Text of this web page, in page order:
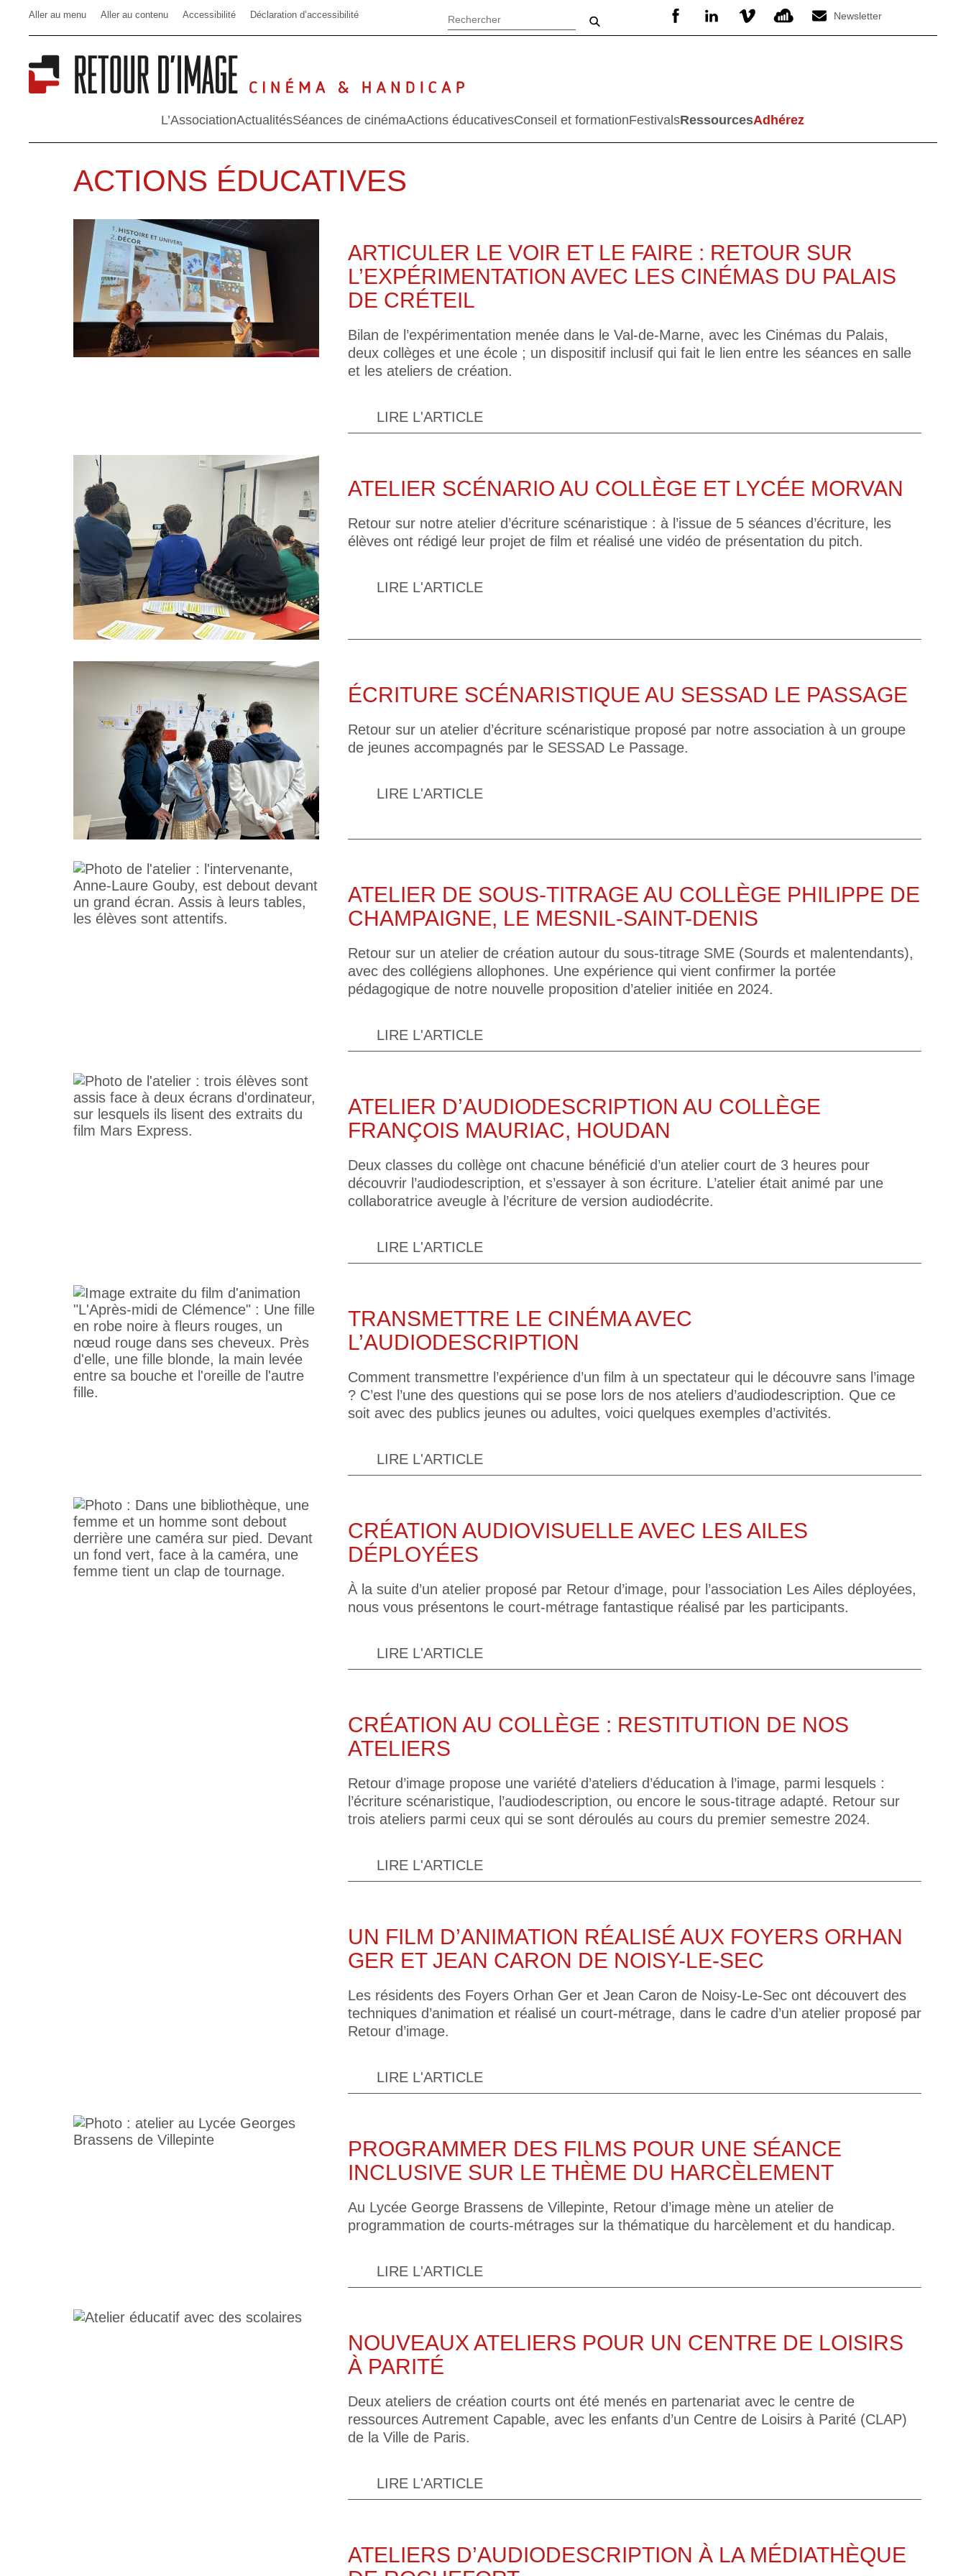
Aller au menu Aller au contenu Accessibilité Déclaration d’accessibilité Newsletter
L’AssociationActualitésSéances de cinémaActions éducativesConseil et formationFestivalsRessourcesAdhérez
ACTIONS ÉDUCATIVES
ARTICULER LE VOIR ET LE FAIRE : RETOUR SUR
L’EXPÉRIMENTATION AVEC LES CINÉMAS DU PALAIS
DE CRÉTEIL
Bilan de l’expérimentation menée dans le Val-de-Marne, avec les Cinémas du Palais,
deux collèges et une école ; un dispositif inclusif qui fait le lien entre les séances en salle
et les ateliers de création.
LIRE L'ARTICLE
ATELIER SCÉNARIO AU COLLÈGE ET LYCÉE MORVAN
Retour sur notre atelier d’écriture scénaristique : à l’issue de 5 séances d’écriture, les
élèves ont rédigé leur projet de film et réalisé une vidéo de présentation du pitch.
LIRE L'ARTICLE
ÉCRITURE SCÉNARISTIQUE AU SESSAD LE PASSAGE
Retour sur un atelier d’écriture scénaristique proposé par notre association à un groupe
de jeunes accompagnés par le SESSAD Le Passage.
LIRE L'ARTICLE
ATELIER DE SOUS-TITRAGE AU COLLÈGE PHILIPPE DE
CHAMPAIGNE, LE MESNIL-SAINT-DENIS
Retour sur un atelier de création autour du sous-titrage SME (Sourds et malentendants),
avec des collégiens allophones. Une expérience qui vient confirmer la portée
pédagogique de notre nouvelle proposition d’atelier initiée en 2024.
LIRE L'ARTICLE
ATELIER D’AUDIODESCRIPTION AU COLLÈGE
FRANÇOIS MAURIAC, HOUDAN
Deux classes du collège ont chacune bénéficié d’un atelier court de 3 heures pour
découvrir l’audiodescription, et s’essayer à son écriture. L’atelier était animé par une
collaboratrice aveugle à l’écriture de version audiodécrite.
LIRE L'ARTICLE
TRANSMETTRE LE CINÉMA AVEC
L’AUDIODESCRIPTION
Comment transmettre l’expérience d’un film à un spectateur qui le découvre sans l’image
? C’est l’une des questions qui se pose lors de nos ateliers d’audiodescription. Que ce
soit avec des publics jeunes ou adultes, voici quelques exemples d’activités.
LIRE L'ARTICLE
CRÉATION AUDIOVISUELLE AVEC LES AILES
DÉPLOYÉES
À la suite d’un atelier proposé par Retour d’image, pour l’association Les Ailes déployées,
nous vous présentons le court-métrage fantastique réalisé par les participants.
LIRE L'ARTICLE
CRÉATION AU COLLÈGE : RESTITUTION DE NOS
ATELIERS
Retour d’image propose une variété d’ateliers d’éducation à l’image, parmi lesquels :
l’écriture scénaristique, l’audiodescription, ou encore le sous-titrage adapté. Retour sur
trois ateliers parmi ceux qui se sont déroulés au cours du premier semestre 2024.
LIRE L'ARTICLE
UN FILM D’ANIMATION RÉALISÉ AUX FOYERS ORHAN
GER ET JEAN CARON DE NOISY-LE-SEC
Les résidents des Foyers Orhan Ger et Jean Caron de Noisy-Le-Sec ont découvert des
techniques d’animation et réalisé un court-métrage, dans le cadre d’un atelier proposé par
Retour d’image.
LIRE L'ARTICLE
PROGRAMMER DES FILMS POUR UNE SÉANCE
INCLUSIVE SUR LE THÈME DU HARCÈLEMENT
Au Lycée George Brassens de Villepinte, Retour d’image mène un atelier de
programmation de courts-métrages sur la thématique du harcèlement et du handicap.
LIRE L'ARTICLE
NOUVEAUX ATELIERS POUR UN CENTRE DE LOISIRS
À PARITÉ
Deux ateliers de création courts ont été menés en partenariat avec le centre de
ressources Autrement Capable, avec les enfants d’un Centre de Loisirs à Parité (CLAP)
de la Ville de Paris.
LIRE L'ARTICLE
ATELIERS D’AUDIODESCRIPTION À LA MÉDIATHÈQUE